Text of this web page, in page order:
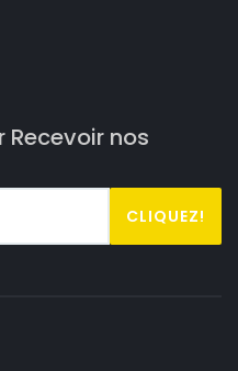
Recevoir nos
CLIQUEZ!